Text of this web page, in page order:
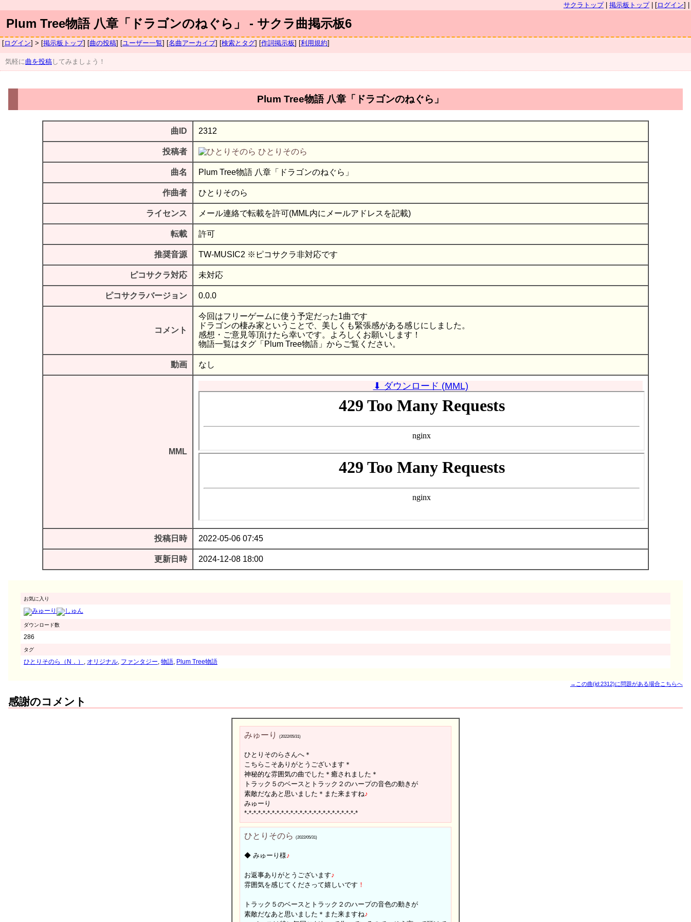
サクラトップ| 掲示板トップ| [ログイン] |
Plum Tree物語 八章「ドラゴンのねぐら」 - サクラ曲掲示板6
[ログイン] > [掲示板トップ] [曲の投稿] [ユーザー一覧] [名曲アーカイブ] [検索とタグ] [作詞掲示板] [利用規約]
気軽に曲を投稿 してみましょう！
Plum Tree物語 八章「ドラゴンのねぐら」
曲ID 2312
投稿者 ひとりそのら
曲名 Plum Tree物語 八章「ドラゴンのねぐら」
作曲者 ひとりそのら
ライセンス メール連絡で転載を許可(MML内にメールアドレスを記載)
転載 許可
推奨音源 TW-MUSIC2 ※ピコサクラ非対応です
ピコサクラ対応 未対応
ピコサクラバージョン 0.0.0
コメント
今回はフリーゲームに使う予定だった1曲です
ドラゴンの棲み家ということで、美しくも緊張感がある感じにしました。
感想・ご意見等頂けたら幸いです。よろしくお願いします！
物語一覧はタグ「Plum Tree物語」からご覧ください。
動画 なし
MML
⬇ ダウンロード (MML)
投稿日時 2022-05-06 07:45
更新日時 2024-12-08 18:00
お気に入り
ダウンロード数
286
タグ
ひとりそのら（N．） , オリジナル, ファンタジー, 物語, Plum Tree物語
→この曲(id:2312)に問題がある場合こちらへ
感謝のコメント
みゅーり (2022/05/31)
ひとりそのらさんへ＊
こちらこそありがとうございます＊
神秘的な雰囲気の曲でした＊癒されました＊
トラック５のベースとトラック２のハープの音色の動きが
素敵だなあと思いました＊また来ますね♪
みゅーり
*-*-*-*-*-*-*-*-*-*-*-*-*-*-*-*-*-*-*-*-*-*-*-*-*
ひとりそのら (2022/05/31)
◆ みゅーり様♪
お返事ありがとうございます♪
雰囲気を感じてくださって嬉しいです ！
トラック５のベースとトラック２のハープの音色の動きが
素敵だなあと思いました＊また来ますね♪